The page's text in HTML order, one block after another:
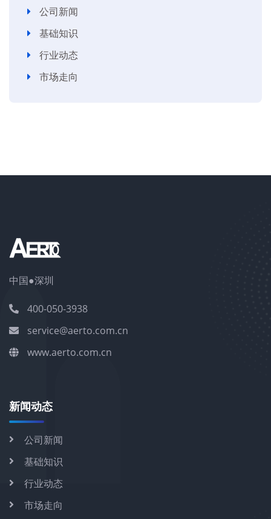
公司新闻
基础知识
行业动态
市场走向
中国●深圳
400-050-3938
service@aerto.com.cn
www.aerto.com.cn
新闻动态
公司新闻
基础知识
行业动态
市场走向